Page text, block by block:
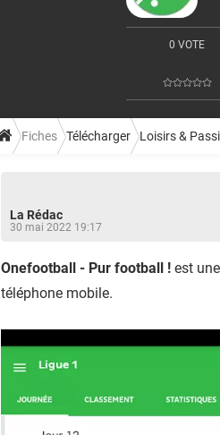
0 VOTE
Fiches Télécharger Loisirs &
La Rédac
30 mai 2022 19:17
Onefootball - Pur football ! est
téléphone mobile.